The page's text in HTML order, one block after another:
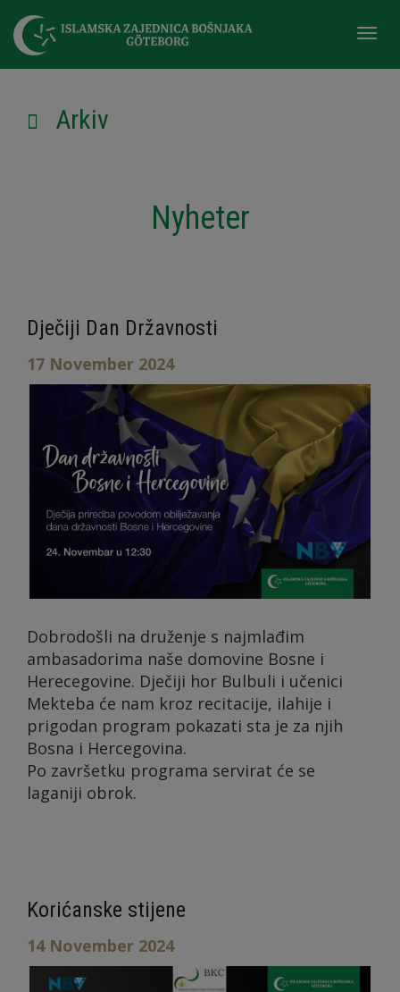
Arkiv
Nyheter
Dječiji Dan Državnosti
17 November 2024
Dobrodošli na druženje s najmlađim
ambasadorima naše domovine Bosne i
Herecegovine. Dječiji hor Bulbuli i učenici
Mekteba će nam kroz recitacije, ilahije i
prigodan program pokazati sta je za njih
Bosna i Hercegovina.
Po završetku programa servirat će se
laganiji obrok.
Korićanske stijene
14 November 2024